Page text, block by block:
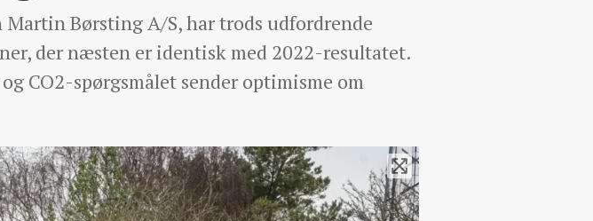
Børsting A/S, har trods udfordrende
der næsten er identisk med 2022-resultatet.
CO2-spørgsmålet sender optimisme om